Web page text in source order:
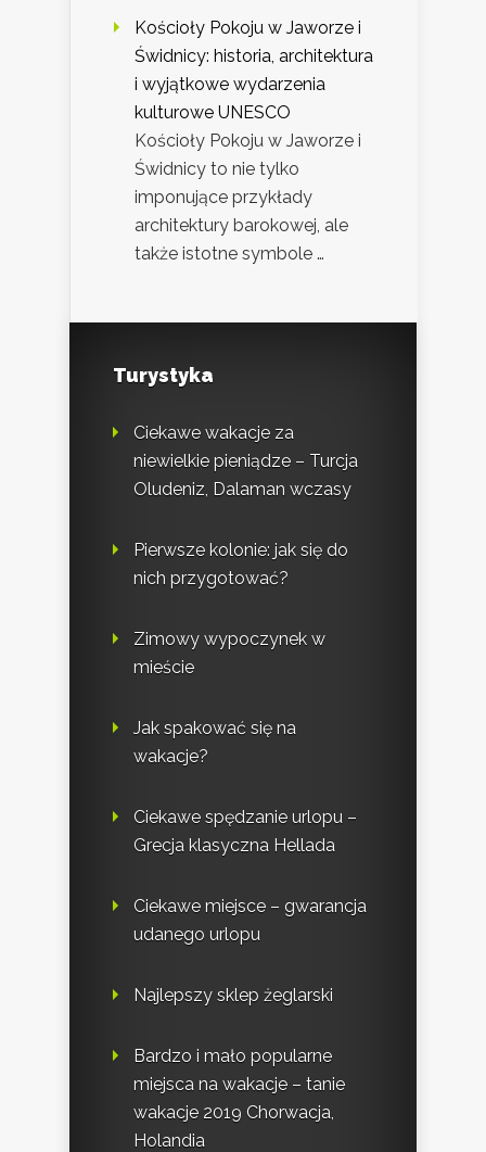
Kościoły Pokoju w Jaworze i
Świdnicy: historia, architektura
i wyjątkowe wydarzenia
kulturowe UNESCO
Kościoły Pokoju w Jaworze i
Świdnicy to nie tylko
imponujące przykłady
architektury barokowej, ale
także istotne symbole …
Turystyka
Ciekawe wakacje za
niewielkie pieniądze – Turcja
Oludeniz, Dalaman wczasy
Pierwsze kolonie: jak się do
nich przygotować?
Zimowy wypoczynek w
mieście
Jak spakować się na
wakacje?
Ciekawe spędzanie urlopu –
Grecja klasyczna Hellada
Ciekawe miejsce – gwarancja
udanego urlopu
Najlepszy sklep żeglarski
Bardzo i mało popularne
miejsca na wakacje – tanie
wakacje 2019 Chorwacja,
Holandia